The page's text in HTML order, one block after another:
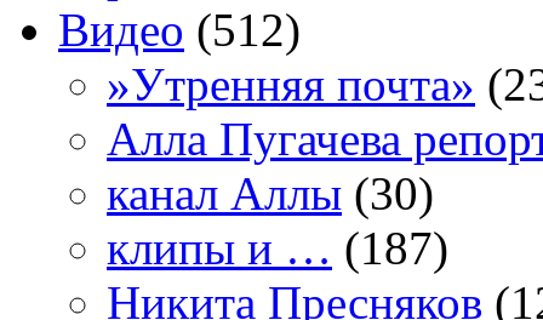
Видео (512)
»Утренняя почта»
Алла Пугачева
канал Аллы (30)
клипы и … (187)
Никита Пресняков